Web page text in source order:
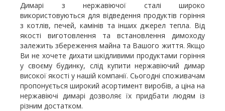
Димарі з нержавіючої сталі широко
використовуються для відведення продуктів горіння
з котлів, печей, камінів та інших джерел тепла. Від
якості виготовлення та встановлення димоходу
залежить збереження майна та Вашого життя. Якщо
Ви не хочете дихати шкідливими продуктами горіння
у своєму будинку, слід купити нержавіючий димар
високої якості у нашій компанії. Сьогодні споживачам
пропонується широкий асортимент виробів, а ціна на
нержавіючі димарі дозволяє їх придбати людям із
різним достатком.